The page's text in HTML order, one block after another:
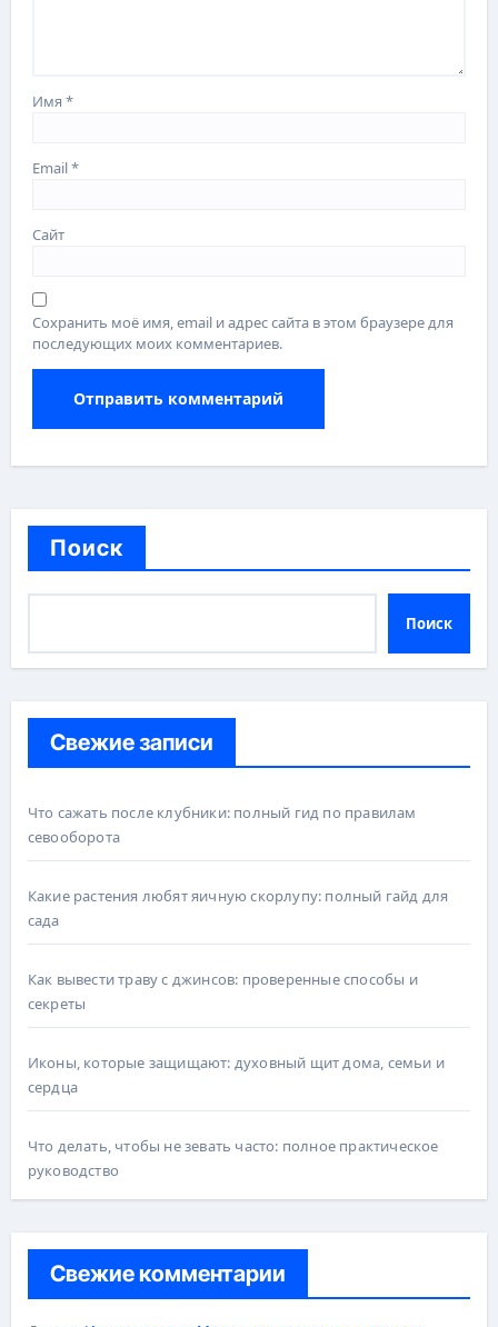
Имя*
Email*
Сайт
Сохранить моё имя, email и адрес сайта в этом браузере для
последующих моих комментариев.
Поиск
Поиск
Свежие записи
Что сажать после клубники: полный гид по правилам
севооборота
Какие растения любят яичную скорлупу: полный гайд для
сада
Как вывести траву с джинсов: проверенные способы и
секреты
Иконы, которые защищают: духовный щит дома, семьи и
сердца
Что делать, чтобы не зевать часто: полное практическое
руководство
Свежие комментарии